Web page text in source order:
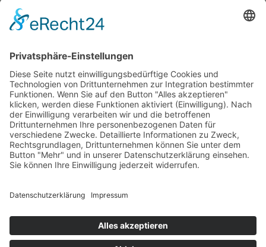
August 2015
Juni 2015
Mai 2015
April 2015
März 2015
Januar 2015
Meta
Anmelden
Start Aktuell Fotos Kontakt